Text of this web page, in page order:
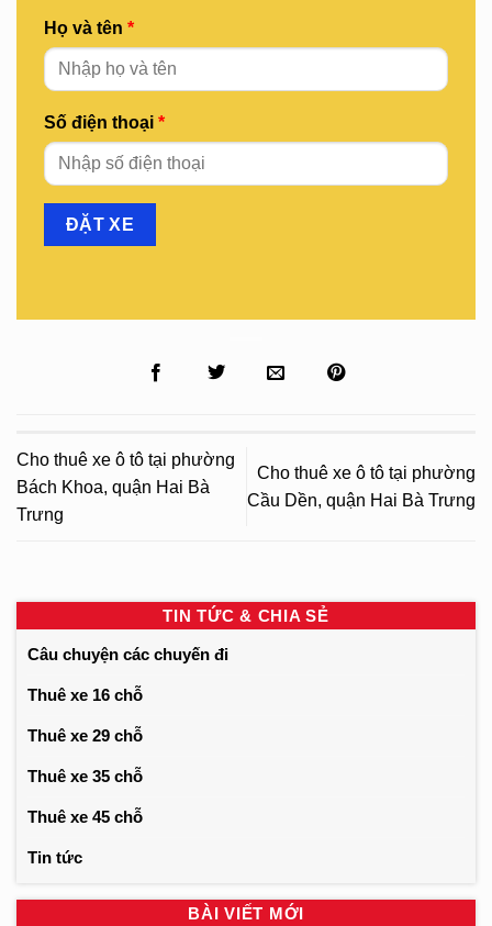
Họ và tên *
Số điện thoại *
Cho thuê xe ô tô tại phường
Bách Khoa, quận Hai Bà
Trưng
Cho thuê xe ô tô tại phường
Cầu Dền, quận Hai Bà Trưng
TIN TỨC & CHIA SẺ
Câu chuyện các chuyến đi
Thuê xe 16 chỗ
Thuê xe 29 chỗ
Thuê xe 35 chỗ
Thuê xe 45 chỗ
Tin tức
BÀI VIẾT MỚI